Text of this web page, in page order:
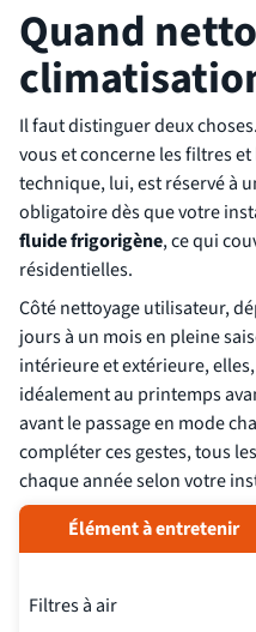
Quand
Il faut distinguer deux
vous et concerne les filtres
technique, lui, est réservé à
obligatoire dès que votre
fluide frigorigène, ce qui
résidentielles.
Côté nettoyage utilisateur,
jours à un mois en pleine
intérieure et extérieure,
idéalement au printemps
avant le passage en mode
compléter ces gestes, tous
chaque année selon votre
Élément à entretenir
Filtres à air